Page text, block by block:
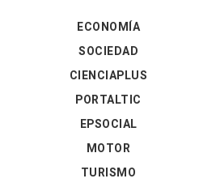
ECONOMÍA
SOCIEDAD
CIENCIAPLUS
PORTALTIC
EPSOCIAL
MOTOR
TURISMO